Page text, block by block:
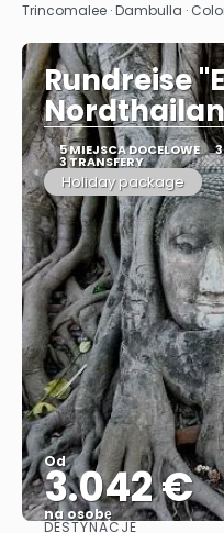
Trincomalee · Dambulla ·
Rundreise
5 MIEJSCA DOCELOWE
3 TRANSFERY
Holiday package
Od
3.042 €
na osobę
DESTYNACJE